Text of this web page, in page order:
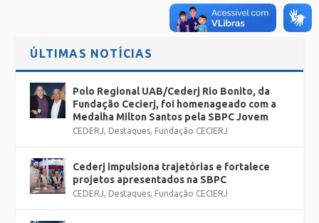
ÚLTIMAS NOTÍCIAS
Polo Regional UAB/Cederj Rio Bonito, da
Fundação Cecierj, foi homenageado com a
Medalha Milton Santos pela SBPC Jovem
CEDERJ, Destaques, Fundação CECIERJ
Cederj impulsiona trajetórias e fortalece
projetos apresentados na SBPC
CEDERJ, Destaques, Fundação CECIERJ